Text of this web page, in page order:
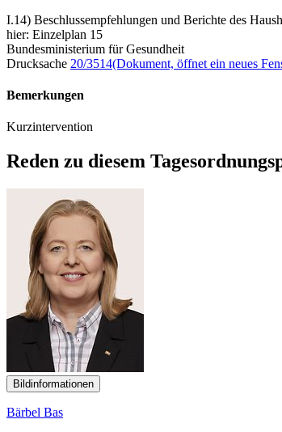
I.14) Beschlussempfehlungen und Berichte des
hier: Einzelplan 15
Bundesministerium für Gesundheit
Drucksache 20/3514(Dokument, öffnet ein neues
Bemerkungen
Kurzintervention
Reden zu diesem
Bildinformationen
Bärbel Bas